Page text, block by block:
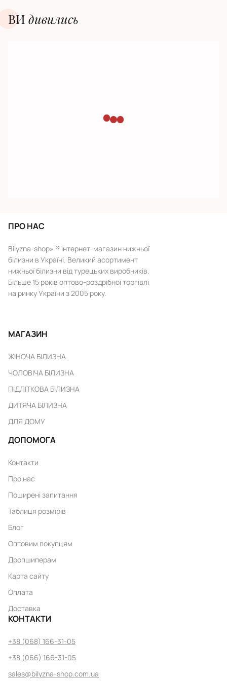
ВИ дивилиcь
ПРО НАС
Bilyzna-shop» ® інтернет-магазин нижньої
білизни в Україні. Великий асортимент
нижньої білизни від турецьких виробників.
Більше 15 років оптово-роздрібної торгівлі
на ринку України з 2005 року.
МАГАЗИН
ЖІНОЧА БІЛИЗНА
ЧОЛОВІЧА БІЛИЗНА
ПІДЛІТКОВА БІЛИЗНА
ДИТЯЧА БІЛИЗНА
ДЛЯ ДОМУ
ДОПОМОГА
Контакти
Про нас
Поширені запитання
Таблиця розмірів
Блог
Оптовим покупцям
Дропшиперам
Карта сайту
Оплата
Доставка
КОНТАКТИ
+38 (068) 166-31-05
+38 (066) 166-31-05
sales@bilyzna-shop.com.ua